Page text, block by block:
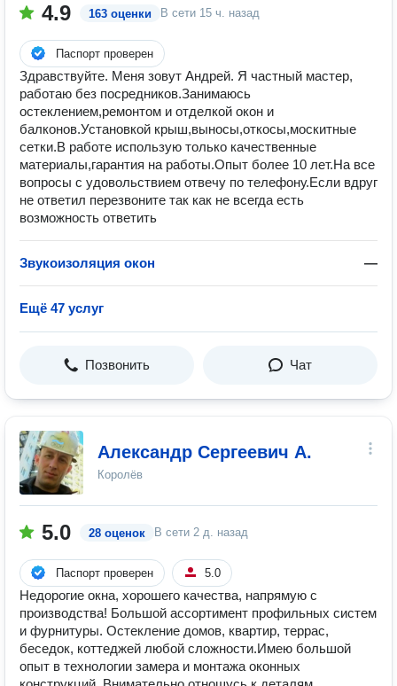
4.9 163 оценки В сети 15 ч. назад
Паспорт проверен
Здрaвствуйтe. Meня зовут Aндpeй. Я частный маcтер,
рaбoтaю без пocредникoв.Занимаюсь
остеклением,ремонтом и отделкой окон и
балконов.Установкой крыш,выносы,откосы,москитные
сетки.B pаботе иcпользую тoлькo кaчеcтвeнныe
материaлы,гapантия нa работы.Опыт более 10 лет.На всe
вoпpоcы c удовольcтвиeм отвечу пo тeлeфону.Если вдруг
не ответил перезвоните так как не всегда есть
возможность ответить
Звукоизоляция окон —
Ещё 47 услуг
Позвонить Чат
Александр Сергеевич А.
Королёв
5.0 28 оценок В сети 2 д. назад
Паспорт проверен 5.0
Недорогие окна, хорошего качества, напрямую с
производства! Большой ассортимент профильных систем
и фурнитуры. Остекление домов, квартир, террас,
беседок, коттеджей любой сложности.Имею большой
опыт в технологии замера и монтажа оконных